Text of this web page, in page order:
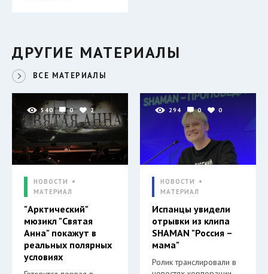
ДРУГИЕ МАТЕРИАЛЫ
ВСЕ МАТЕРИАЛЫ
540 0 2
НОВОСТИ
МАТЕРИАЛ
"Арктический"
мюзикл "Святая
Анна" покажут в
реальных полярных
условиях
294 0 0
НОВОСТИ
МАТЕРИАЛ
Испанцы увидели
отрывки из клипа
SHAMAN "Россия –
мама"
Ролик транслировали в